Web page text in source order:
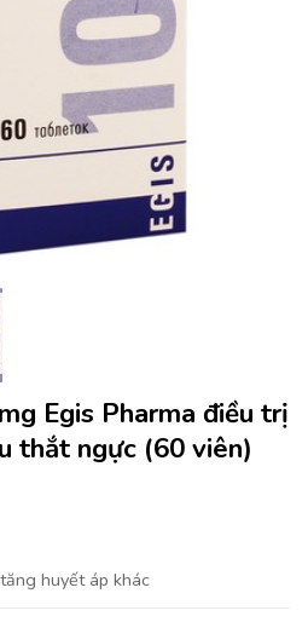
Egis Pharma điều trị
thắt ngực (60 viên)
huyết áp khác